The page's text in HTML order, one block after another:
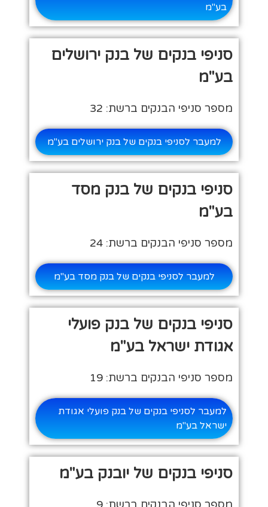
בע"מ
סניפי בנקים של בנק ירושלים
בע"מ
מספר סניפי הבנקים ברשת: 32
למעבר לסניפי בנקים של בנק ירושלים בע"מ
סניפי בנקים של בנק מסד
בע"מ
מספר סניפי הבנקים ברשת: 24
למעבר לסניפי בנקים של בנק מסד בע"מ
סניפי בנקים של בנק פועלי
אגודת ישראל בע"מ
מספר סניפי הבנקים ברשת: 19
למעבר לסניפי בנקים של בנק פועלי אגודת
ישראל בע"מ
סניפי בנקים של יובנק בע"מ